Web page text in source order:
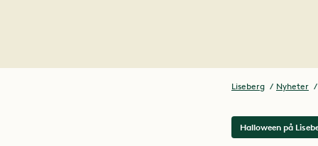
Liseberg Nyheter
Halloween på